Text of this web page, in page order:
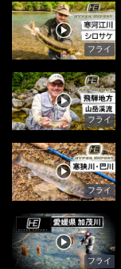
フライ
フライ
フライ
フライ